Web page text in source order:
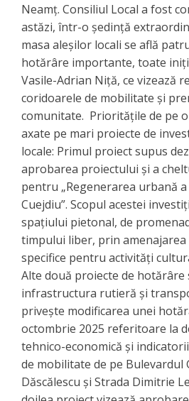
Neamț. Consiliul Local a fost
astăzi, într-o ședință
masa aleșilor locali se află
hotărâre importante, toate
Vasile-Adrian Niță, ce vizează
coridoarele de mobilitate și
comunitate. Prioritățile de pe
axate pe mari proiecte de
locale: ​Primul proiect supus
aprobarea proiectului și a
pentru „Regenerarea urbană
Cuejdiu”. Scopul acestei
spațiului pietonal, de
timpului liber, prin
specifice pentru activități
Alte​ două proiecte de
infrastructura rutieră și
privește modificarea unei
octombrie 2025 referitoare la
tehnico-economică și
de mobilitate de pe Bulevardul
Dăscălescu și Strada Dimitrie